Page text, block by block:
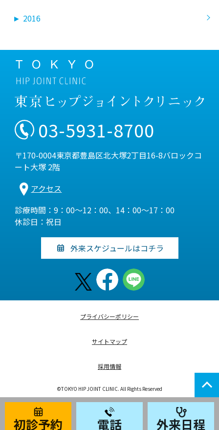
► 2016
03-5931-8700
〒170-0004東京都豊島区北大塚2丁目16-8バロックコ
ート大塚 2階
アクセス
診療時間：9：00～12：00、14：00～17：00
休診日：祝日
外来スケジュールはコチラ
プライバシーポリシー
サイトマップ
採用情報
©TOKYO HIP JOINT CLINIC. All Rights Reserved
初診予約 電話 外来日程